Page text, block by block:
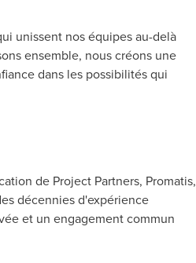
unissent nos équipes au-delà
ensemble, nous créons une
dans les possibilités qui
de Project Partners, Promatis,
décennies d'expérience
et un engagement commun